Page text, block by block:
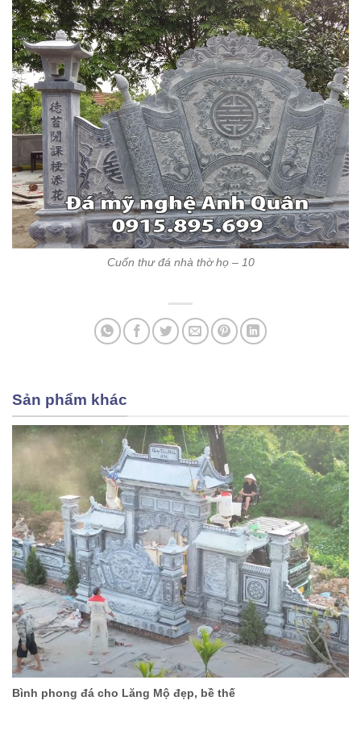
Cuốn thư đá nhà thờ họ – 10
Sản phẩm khác
Bình phong đá cho Lăng Mộ đẹp, bề thế